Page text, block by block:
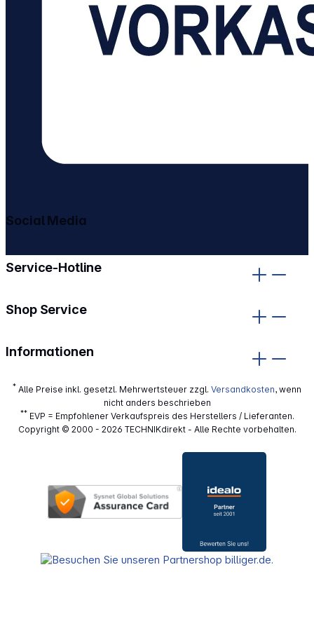
Service-Hotline
Shop Service
Informationen
Social Media
* Alle Preise inkl. gesetzl. Mehrwertsteuer zzgl. Versandkosten, wenn
nicht anders beschrieben
**EVP = Empfohlener Verkaufspreis des Herstellers / Lieferanten.
Copyright © 2000 - 2026 TECHNIKdirekt - Alle Rechte vorbehalten.